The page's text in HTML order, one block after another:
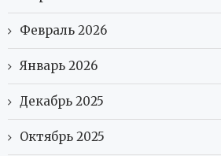
Февраль 2026
Январь 2026
Декабрь 2025
Октябрь 2025